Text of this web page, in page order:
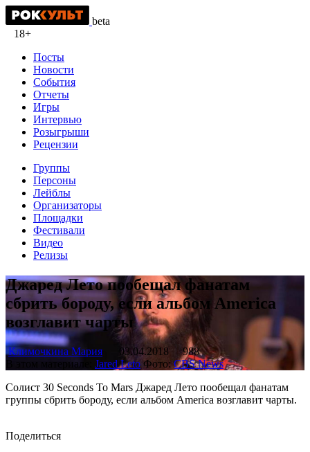
beta
18+
Посты
Новости
События
Отчеты
Игры
Интервью
Розыгрыши
Рецензии
Группы
Персоны
Лейблы
Организаторы
Площадки
Фестивали
Видео
Релизы
Джаред Лето пообещал фанатам
сбрить бороду, если альбом America
возглавит чарты
Климочкина Мария 03.04.2018
988
В этом материале: Jared Leto Фото:CBS News
Солист 30 Seconds To Mars Джаред Лето пообещал фанатам
группы сбрить бороду, если альбом America возглавит чарты.
Поделиться